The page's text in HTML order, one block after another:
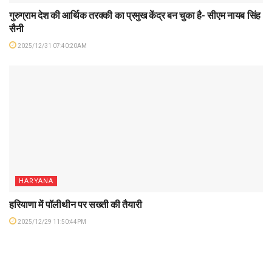
गुरुग्राम देश की आर्थिक तरक्की का प्रमुख केंद्र बन चुका है- सीएम नायब सिंह
सैनी
2025/12/31 07:40:20AM
HARYANA
हरियाणा में पॉलीथीन पर सख्ती की तैयारी
2025/12/29 11:50:44PM